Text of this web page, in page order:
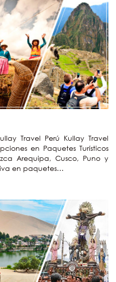
Travel Perú Kullay Travel
en Paquetes Turísticos
Arequipa, Cusco, Puno y
en paquetes…